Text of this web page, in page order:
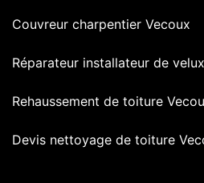
Couvreur charpentier Vecoux
Réparateur installateur de
Rehaussement de toiture
Devis nettoyage de toiture